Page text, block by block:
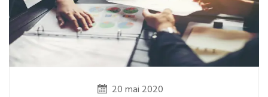
20 mai 2020